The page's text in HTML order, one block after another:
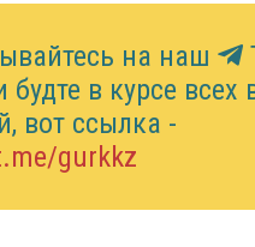
на наш
будте в курсе
вот ссылка -
gurkkz